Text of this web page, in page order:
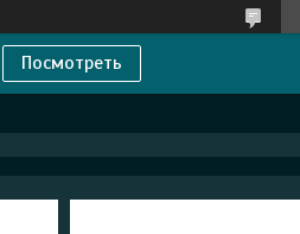
Посмотреть